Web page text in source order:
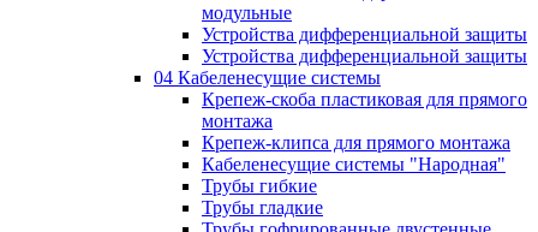
модульные
Устройства дифференциальной защиты
Устройства дифференциальной защиты
04 Кабеленесущие системы
Крепеж-скоба пластиковая для прямого
монтажа
Крепеж-клипса для прямого монтажа
Кабеленесущие системы "Народная"
Трубы гибкие
Трубы гладкие